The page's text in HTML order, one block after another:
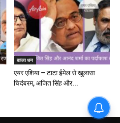
काला धन
एयर एशिया – टाटा ईमेल से खुलासा
चिदंबरम, अजित सिंह और...